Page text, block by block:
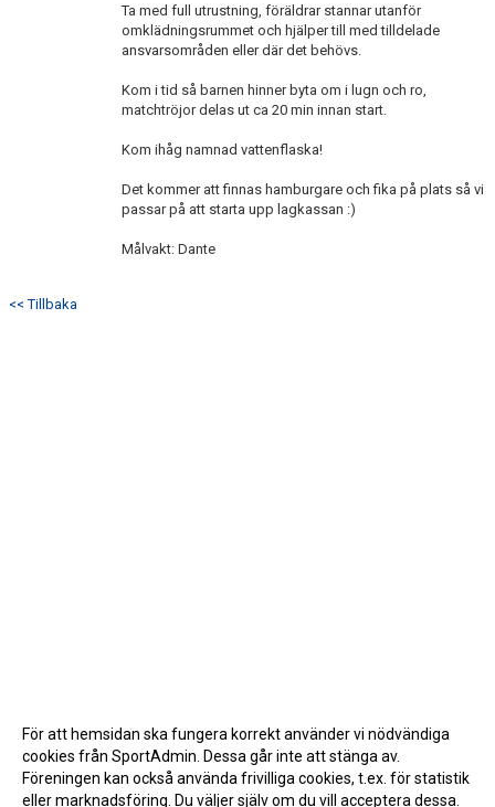
Ta med full utrustning, föräldrar stannar utanför
omklädningsrummet och hjälper till med tilldelade
ansvarsområden eller där det behövs.
Kom i tid så barnen hinner byta om i lugn och ro,
matchtröjor delas ut ca 20 min innan start.
Kom ihåg namnad vattenflaska!
Det kommer att finnas hamburgare och fika på plats så vi
passar på att starta upp lagkassan :)
Målvakt: Dante
<< Tillbaka
För att hemsidan ska fungera korrekt använder vi nödvändiga
cookies från SportAdmin. Dessa går inte att stänga av.
Föreningen kan också använda frivilliga cookies, t.ex. för statistik
eller marknadsföring. Du väljer själv om du vill acceptera dessa.